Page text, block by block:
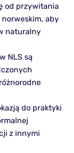
od przywitania
aby
naturalny
NLS są
do praktyki
z innymi